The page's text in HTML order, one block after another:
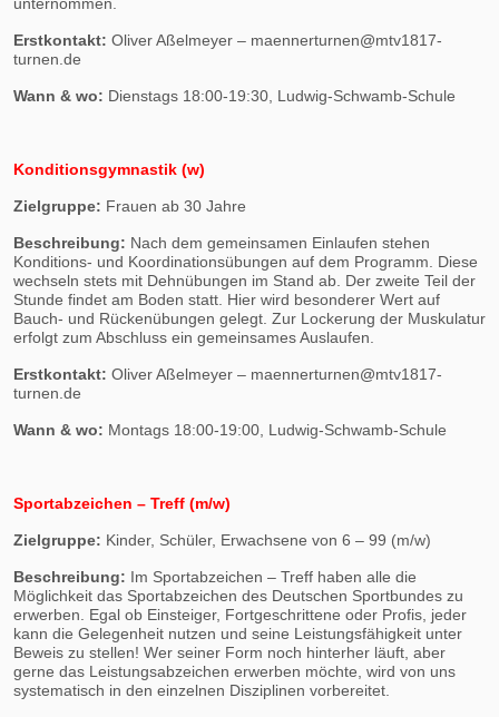
Erstkontakt: Oliver Aßelmeyer – maennerturnen@mtv1817-
turnen.de
Wann & wo: Dienstags 18:00-19:30, Ludwig-Schwamb-Schule
Konditionsgymnastik (w)
Zielgruppe: Frauen ab 30 Jahre
Beschreibung: Nach dem gemeinsamen Einlaufen stehen
Konditions- und Koordinationsübungen auf dem Programm. Diese
wechseln stets mit Dehnübungen im Stand ab. Der zweite Teil der
Stunde findet am Boden statt. Hier wird besonderer Wert auf
Bauch- und Rückenübungen gelegt. Zur Lockerung der Muskulatur
erfolgt zum Abschluss ein gemeinsames Auslaufen.
Erstkontakt: Oliver Aßelmeyer – maennerturnen@mtv1817-
turnen.de
Wann & wo: Montags 18:00-19:00, Ludwig-Schwamb-Schule
Sportabzeichen – Treff (m/w)
Zielgruppe: Kinder, Schüler, Erwachsene von 6 – 99 (m/w)
Beschreibung: Im Sportabzeichen – Treff haben alle die
Möglichkeit das Sportabzeichen des Deutschen Sportbundes zu
erwerben. Egal ob Einsteiger, Fortgeschrittene oder Profis, jeder
kann die Gelegenheit nutzen und seine Leistungsfähigkeit unter
Beweis zu stellen! Wer seiner Form noch hinterher läuft, aber
gerne das Leistungsabzeichen erwerben möchte, wird von uns
systematisch in den einzelnen Disziplinen vorbereitet.